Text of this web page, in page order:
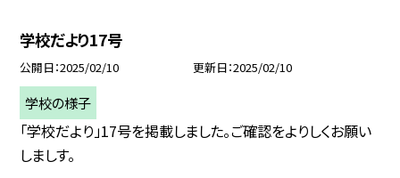
学校だより17号
公開日 2025/02/10 更新日 2025/02/10
学校の様子
「学校だより」17号を掲載しました。ご確認をよりしくお願い
しましす。